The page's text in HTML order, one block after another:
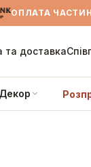
ОПЛАТА
та доставка
Декор